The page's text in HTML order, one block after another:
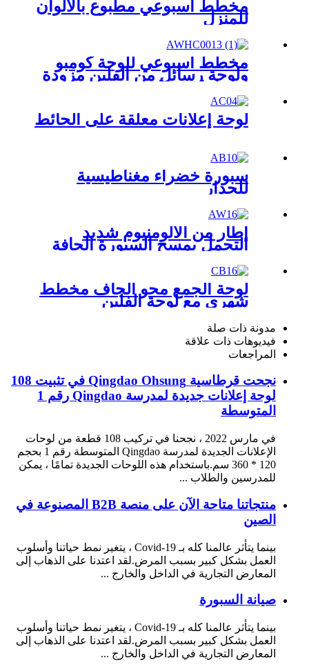
مخطط أسبوعي مطبوع بالألوان
للمنزل
مخطط أسبوعي للوحة كومبو
ولوحة رسائل من الفلين مزودة
بشماعات مفاتيح
لوحة إعلانات معلقة على الحائط
سبورة خضراء مغناطيسية
للجدار
إطار من الألومنيوم شديد
التحمل يمسح السبورة الجافة
لوحة الجمع محو الجاف مخطط
شهري مع لوحة الفلين
مدونة ذات صلة
فيديوهات ذات علاقة
المراجعات
نجحت قرطاسية Qingdao Ohsung في تثبيت 108
لوحة إعلانات جديدة لمدرسة Qingdao رقم 1
المتوسطة
في مارس 2022 ، نجحنا في تركيب 108 قطعة من لوحات
الإعلانات الجديدة لمدرسة Qingdao المتوسطة رقم 1 بحجم
120 * 360 سم.باستخدام هذه اللوحات الجديدة تمامًا ، يمكن
للمدرسين والطلاب ...
منتجاتنا متاحة الآن على منصة B2B المصنوعة في
الصين
بينما يتأثر عالمنا كله بـ Covid-19 ، يتغير نمط حياتنا وأسلوب
العمل بشكل كبير بسبب المرض.لقد اعتدنا على الذهاب إلى
المعارض التجارية في الداخل والخارج ...
صيانة السبورة
بينما يتأثر عالمنا كله بـ Covid-19 ، يتغير نمط حياتنا وأسلوب
العمل بشكل كبير بسبب المرض.لقد اعتدنا على الذهاب إلى
المعارض التجارية في الداخل والخارج ...